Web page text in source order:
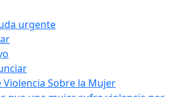
urgente
Violencia Sobre la Mujer